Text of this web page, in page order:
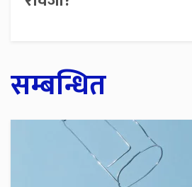
सम्बन्धित